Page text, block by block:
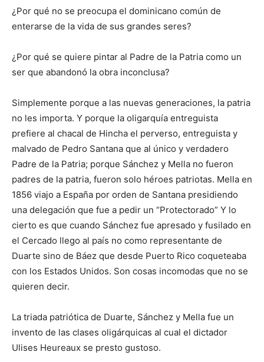
¿Por qué no se preocupa el dominicano común de
enterarse de la vida de sus grandes seres?
¿Por qué se quiere pintar al Padre de la Patria como un
ser que abandonó la obra inconclusa?
Simplemente porque a las nuevas generaciones, la patria
no les importa. Y porque la oligarquía entreguista
prefiere al chacal de Hincha el perverso, entreguista y
malvado de Pedro Santana que al único y verdadero
Padre de la Patria; porque Sánchez y Mella no fueron
padres de la patria, fueron solo héroes patriotas. Mella en
1856 viajo a España por orden de Santana presidiendo
una delegación que fue a pedir un “Protectorado” Y lo
cierto es que cuando Sánchez fue apresado y fusilado en
el Cercado llego al país no como representante de
Duarte sino de Báez que desde Puerto Rico coqueteaba
con los Estados Unidos. Son cosas incomodas que no se
quieren decir.
La triada patriótica de Duarte, Sánchez y Mella fue un
invento de las clases oligárquicas al cual el dictador
Ulises Heureaux se presto gustoso.